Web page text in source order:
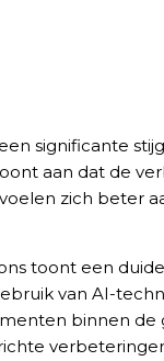
significante
aan dat de
zich beter
toont een
van AI-
binnen de